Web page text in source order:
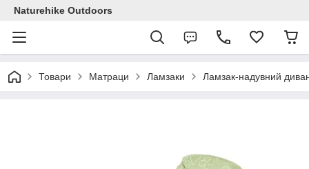
Naturehike Outdoors
Товари Матраци Ламзаки Ламзак-надувний